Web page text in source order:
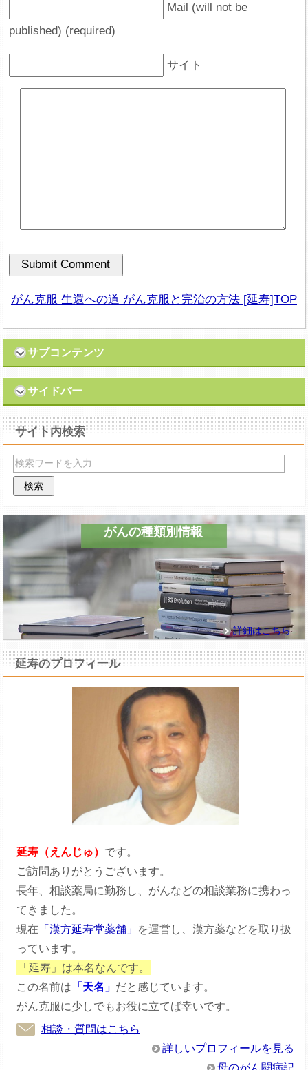
Mail (will not be
published) (required)
サイト
がん克服 生還への道 がん克服と完治の方法 [延寿]TOP
サブコンテンツ
サイドバー
サイト内検索
がんの種類別情報
詳細はこちら
延寿のプロフィール
延寿（えんじゅ） です。
ご訪問ありがとうございます。
長年、相談薬局に勤務し、がんなどの相談業務に携わっ
てきました。
現在 「漢方延寿堂薬舗」
を運営し、漢方薬などを取り扱
っています。
「延寿」は本名なんです。
この名前は 「天名」 だと感じています。
がん克服に少しでもお役に立てば幸いです。
相談・質問はこちら
詳しいプロフィールを見る